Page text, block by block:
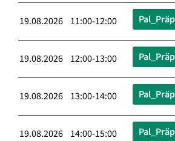
19.08.2026 11:00-12:00 Pal_Präp
19.08.2026 12:00-13:00 Pal_Präp
19.08.2026 13:00-14:00 Pal_Präp
19.08.2026 14:00-15:00 Pal_Präp